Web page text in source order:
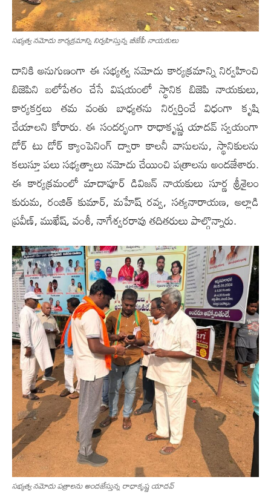
స‌భ్య‌త్వ న‌మోదు కార్య‌క్ర‌మాన్ని నిర్వ‌హిస్తున్న బీజేపీ నాయ‌కులు
దానికి అనుగుణంగా ఈ సభ్యత్వ నమోదు కార్యక్రమాన్ని నిర్వహించి
బిజెపిని బలోపేతం చేసే విషయంలో స్థానిక బిజెపి నాయకులు,
కార్యకర్తలు తమ వంతు బాధ్యతను నిర్వర్తించే విధంగా కృషి
చేయాలని కోరారు. ఈ సంద‌ర్భంగా రాధాకృష్ణ యాదవ్ స్వయంగా
డోర్ టు డోర్ క్యాంపెనింగ్ ద్వారా కాలనీ వాసులను, స్థానికులను
కలుస్తూ పలు సభ్యత్వాలు నమోదు చేయించి ప‌త్రాల‌ను అంద‌జేశారు.
ఈ కార్యక్రమంలో మాదాపూర్ డివిజ‌న్ నాయకులు సూర్ణ శ్రీశైలం
కురుమ, రంజిత్ కుమార్, మహేష్ రవ్వ, సత్యనారాయణ, అల్లాడి
ప్రవీణ్, ముఖేష్, వంశీ, నాగేశ్వరరావు తదితరులు పాల్గొన్నారు.
స‌భ్య‌త్వ న‌మోదు ప‌త్రాల‌ను అంద‌జేస్తున్న రాధాకృష్ణ యాద‌వ్